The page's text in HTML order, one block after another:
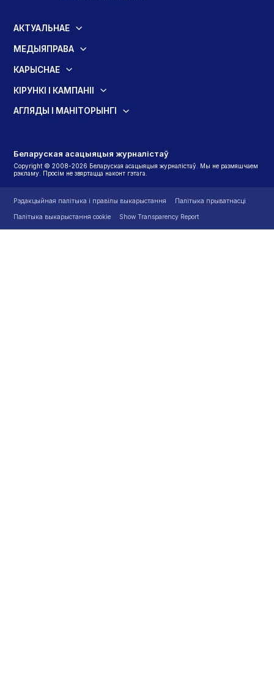
АКТУАЛЬНАЕ
МЕДЫЯПРАВА
КАРЫСНАЕ
КІРУНКІ І КАМПАНІІ
АГЛЯДЫ І МАНІТОРЫНГІ
Беларуская асацыяцыя журналістаў
Copyright © 2008-2026 Беларуская асацыяцыя журналістаў. Мы не размяшчаем
рэкламу. Просім не звяртацца наконт гэтага.
Рэдакцыйная палітыка і правілы выкарыстання Палітыка прыватнасці
Палітыка выкарыстання cookie Show Transparency Report